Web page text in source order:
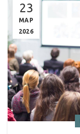
23
ΜΑΡ
2026